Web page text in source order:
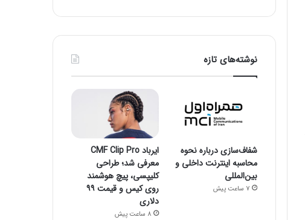
نوشته‌های تازه
شفاف‌سازی درباره نحوه
محاسبه اینترنت داخلی و
بین‌المللی
7 ساعت پیش
ایرباد CMF Clip Pro
معرفی شد؛ طراحی
کلیپسی، پیچ هوشمند
روی کیس و قیمت ۹۹
دلاری
8 ساعت پیش